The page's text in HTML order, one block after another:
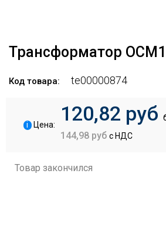
Трансформатор
Код товара: te00000874
i Цена: 120,82 руб
144,98 руб с НДС
Товар закончился